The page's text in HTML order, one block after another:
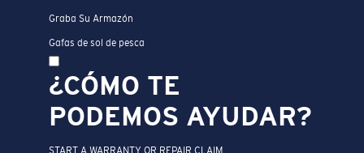
Graba Su Armazón
Gafas de sol de pesca
¿CÓMO TE
PODEMOS AYUDAR?
START A WARRANTY OR REPAIR CLAIM